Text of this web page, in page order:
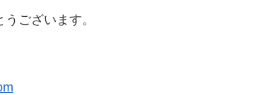
ございます。